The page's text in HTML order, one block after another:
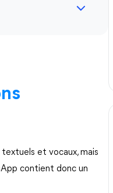
et vocaux, mais
contient donc un